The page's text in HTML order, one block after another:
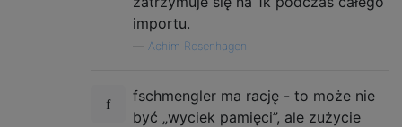
importu.
Achim Rosenhagen
fschmengler ma rację - to może nie
być „wyciek pamięci”, ale zużycie